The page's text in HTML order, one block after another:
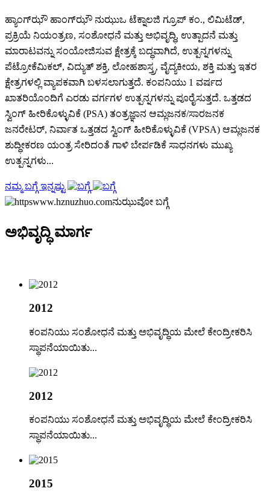
ಹ್ಯಾಂಗ್‌ಝೌ ಹಾಂಗ್‌ಝೌ ನುಝುಒ ಟೆಕ್ನಾಲಜಿ ಗ್ರೂಪ್ ಕಂ., ಲಿಮಿಟೆಡ್,
ಪ್ರಕ್ರಿಯೆ ನಿಯಂತ್ರಣ, ಸಂಶೋಧನೆ ಮತ್ತು ಅಭಿವೃದ್ಧಿ, ಉತ್ಪಾದನೆ ಮತ್ತು
ಮಾರಾಟವನ್ನು ಸಂಯೋಜಿಸುವ ಕ್ಷೇತ್ರಕ್ಕೆ ಬದ್ಧವಾಗಿದೆ, ಉತ್ಪನ್ನಗಳನ್ನು
ಪೆಟ್ರೋಕೆಮಿಕಲ್, ವಿದ್ಯುತ್ ಶಕ್ತಿ, ಲೋಹಶಾಸ್ತ್ರ, ವೈದ್ಯಕೀಯ, ಶಕ್ತಿ ಮತ್ತು ಇತರ
ಕ್ಷೇತ್ರಗಳಲ್ಲಿ ವ್ಯಾಪಕವಾಗಿ ಬಳಸಲಾಗುತ್ತದೆ. ಕಂಪನಿಯು 1 ವರ್ಷದ
ಖಾತರಿಯೊಂದಿಗೆ ಎರಡು ವರ್ಗಗಳ ಉತ್ಪನ್ನಗಳನ್ನು ಪೂರೈಸುತ್ತದೆ. ಒತ್ತಡದ
ಸ್ವಿಂಗ್ ಹೀರಿಕೊಳ್ಳುವಿಕೆ (PSA) ತಂತ್ರಜ್ಞಾನ ಆಮ್ಲಜನಕ/ಸಾರಜನಕ
ಜನರೇಟರ್, ನಿರ್ವಾತ ಒತ್ತಡದ ಸ್ವಿಂಗ್ ಹೀರಿಕೊಳ್ಳುವಿಕೆ (VPSA) ಆಮ್ಲಜನಕ
ಶುದ್ಧೀಕರಣ ಯಂತ್ರ ಸೇರಿದಂತೆ ಗಾಳಿ ಬೇರ್ಪಡಿಕೆ ಸಾಧನಗಳು ಮುಖ್ಯ
ಉತ್ಪನ್ನಗಳು...
ನಮ್ಮ ಬಗ್ಗೆ ಇನ್ನಷ್ಟು
ಅಭಿವೃದ್ಧಿ ಮಾರ್ಗ
2012
ಕಂಪನಿಯು ಸಂಶೋಧನೆ ಮತ್ತು ಅಭಿವೃದ್ಧಿಯ ಮೇಲೆ ಕೇಂದ್ರೀಕರಿಸಿ
ಸ್ಥಾಪನೆಯಾಯಿತು...
2012
ಕಂಪನಿಯು ಸಂಶೋಧನೆ ಮತ್ತು ಅಭಿವೃದ್ಧಿಯ ಮೇಲೆ ಕೇಂದ್ರೀಕರಿಸಿ
ಸ್ಥಾಪನೆಯಾಯಿತು...
2015